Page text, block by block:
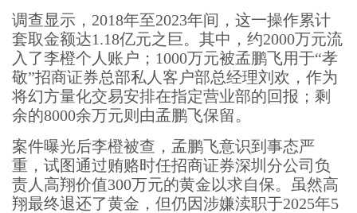
调查显示，2018年至2023年间，这一操作累计
套取金额达1.18亿元之巨。其中，约2000万元流
入了李橙个人账户；1000万元被孟鹏飞用于“孝
敬”招商证券总部私人客户部总经理刘欢，作为
将幻方量化交易安排在指定营业部的回报；剩
余的8000余万元则由孟鹏飞保留。
案件曝光后李橙被查，孟鹏飞意识到事态严
重，试图通过贿赂时任招商证券深圳分公司负
责人高翔价值300万元的黄金以求自保。虽然高
翔最终退还了黄金，但仍因涉嫌渎职于2025年5